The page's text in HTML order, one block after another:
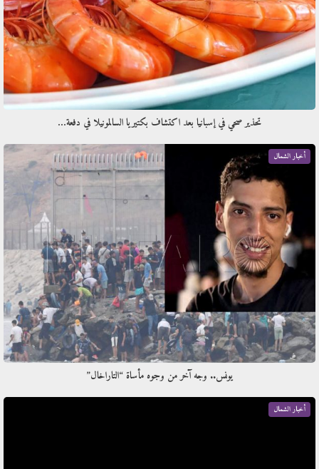
تحذير صحي في إسبانيا بعد اكتشاف بكتيريا السالمونيلا في دفعة…
أخبار الشمال
يونس.. وجه آخر من وجوه مأساة “التاراخال”
أخبار الشمال